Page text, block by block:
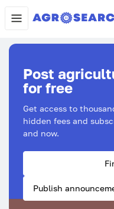
Post
for free
Get access to
hidden fees and
and now.
Publish